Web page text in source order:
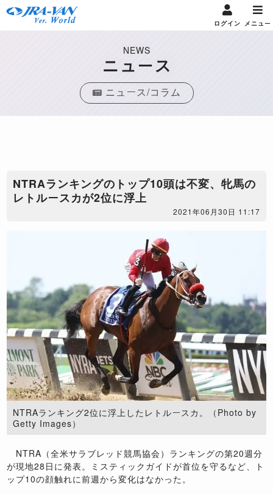
ログイン メニュー
NEWS
ニュース
ニュース/コラム
NTRAランキングのトップ10頭は不変、牝馬の
レトルースカが2位に浮上
2021年06月30日 11:17
NTRAランキング2位に浮上したレトルースカ。（Photo by
Getty Images）
NTRA（全米サラブレッド競馬協会）ランキングの第20週分
が現地28日に発表。ミスティックガイドが首位を守るなど、ト
ップ10の顔触れに前週から変化はなかった。